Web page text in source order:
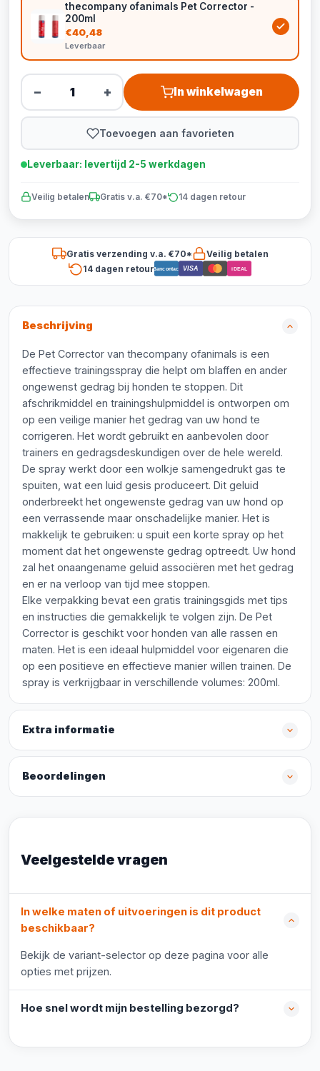
thecompany ofanimals Pet Corrector -
200ml
€40,48
Leverbaar
− + In winkelwagen
Toevoegen aan favorieten
Leverbaar: levertijd 2-5 werkdagen
Veilig betalen Gratis v.a. €70* 14 dagen retour
Gratis verzending v.a. €70*
Veilig betalen
14 dagen retourBancontact VISA iDEAL
Beschrijving
De Pet Corrector van thecompany ofanimals is een
effectieve trainingsspray die helpt om blaffen en ander
ongewenst gedrag bij honden te stoppen. Dit
afschrikmiddel en trainingshulpmiddel is ontworpen om
op een veilige manier het gedrag van uw hond te
corrigeren. Het wordt gebruikt en aanbevolen door
trainers en gedragsdeskundigen over de hele wereld.
De spray werkt door een wolkje samengedrukt gas te
spuiten, wat een luid gesis produceert. Dit geluid
onderbreekt het ongewenste gedrag van uw hond op
een verrassende maar onschadelijke manier. Het is
makkelijk te gebruiken: u spuit een korte spray op het
moment dat het ongewenste gedrag optreedt. Uw hond
zal het onaangename geluid associëren met het gedrag
en er na verloop van tijd mee stoppen.
Elke verpakking bevat een gratis trainingsgids met tips
en instructies die gemakkelijk te volgen zijn. De Pet
Corrector is geschikt voor honden van alle rassen en
maten. Het is een ideaal hulpmiddel voor eigenaren die
op een positieve en effectieve manier willen trainen. De
spray is verkrijgbaar in verschillende volumes: 200ml.
Extra informatie
Beoordelingen
Veelgestelde vragen
In welke maten of uitvoeringen is dit product
beschikbaar?
Bekijk de variant-selector op deze pagina voor alle
opties met prijzen.
Hoe snel wordt mijn bestelling bezorgd?